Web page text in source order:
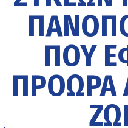
ΠΟΥ
ΠΡΌΩΡΑ